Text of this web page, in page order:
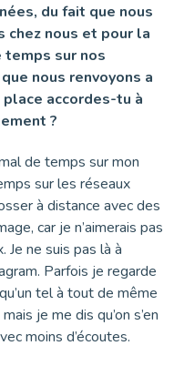
du fait que nous
chez nous et pour la
temps sur nos
nous renvoyons a
accordes-tu à
?
de temps sur mon
sur les réseaux
à distance avec des
car je n’aimerais pas
Je ne suis pas là à
Parfois je regarde
tel à tout de même
je me dis qu’on s’en
moins d’écoutes.